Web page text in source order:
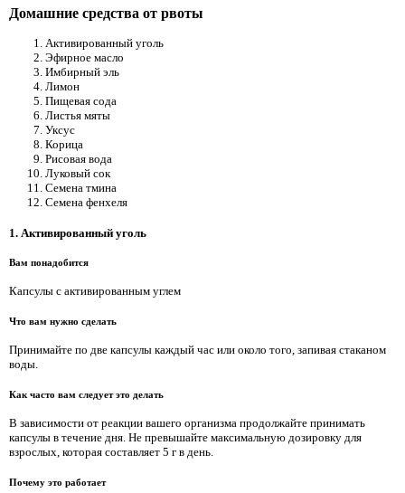
Домашние средства от рвоты
Активированный уголь
Эфирное масло
Имбирный эль
Лимон
Пищевая сода
Листья мяты
Уксус
Корица
Рисовая вода
Луковый сок
Семена тмина
Семена фенхеля
1. Активированный уголь
Вам понадобится
Капсулы с активированным углем
Что вам нужно сделать
Принимайте по две капсулы каждый час или около того, запивая стаканом
воды.
Как часто вам следует это делать
В зависимости от реакции вашего организма продолжайте принимать
капсулы в течение дня. Не превышайте максимальную дозировку для
взрослых, которая составляет 5 г в день.
Почему это работает